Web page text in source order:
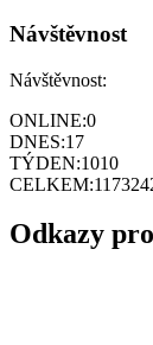
Návštěvnost
Návštěvnost:
ONLINE:0
DNES:17
TÝDEN:1010
CELKEM:
Odkazy